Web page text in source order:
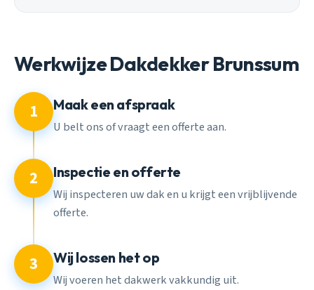
Werkwijze Dakdekker Brunssum
1 Maak een afspraak
U belt ons of vraagt een offerte aan.
2 Inspectie en offerte
Wij inspecteren uw dak en u krijgt een vrijblijvende
offerte.
3 Wij lossen het op
Wij voeren het dakwerk vakkundig uit.